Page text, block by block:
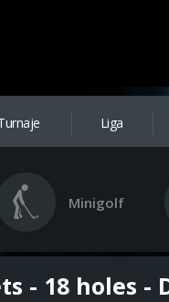
Liga
Minigolf
- 18 holes -